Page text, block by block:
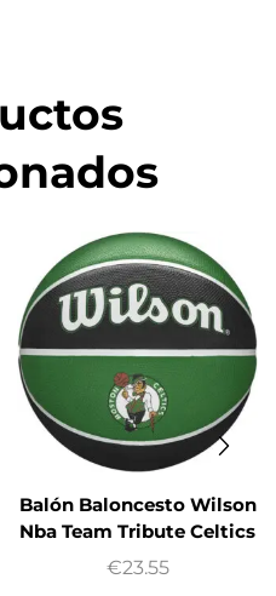
Balón Baloncesto Wilson
Nba Team Tribute Celtics
€23.55